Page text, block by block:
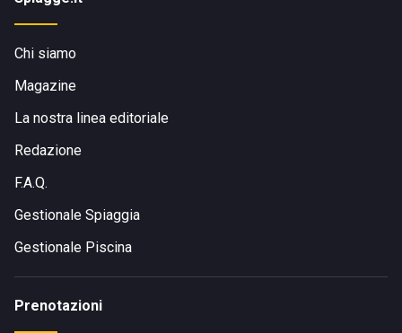
Chi siamo
Magazine
La nostra linea editoriale
Redazione
F.A.Q.
Gestionale Spiaggia
Gestionale Piscina
Prenotazioni